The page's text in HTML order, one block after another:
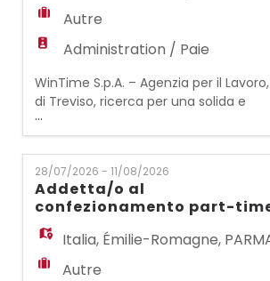
Autre
Administration / Paie
WinTime S.p.A. – Agenzia per il
di Treviso, ricerca per una solida e
strutturata realtà di Preganziol un/una:
CONTROLLER DI GESTIONE La risorsa
a far parte dell'area Amministrazione,
Finanza e Controllo, collaborando con
Direzione nel monitoraggio delle
performance aziendali e supportando
processi di pianificazione ec
...
28/07/2026 - 11/08/2026
Addetta/o al
confezionamento part-
Italia, Émilie-Romagne,
Autre